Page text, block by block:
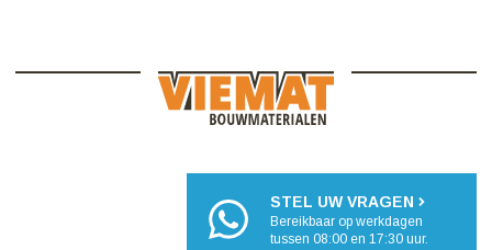
STEL UW VRAGEN
Bereikbaar op werkdagen
tussen 08:00 en 17:30 uur.